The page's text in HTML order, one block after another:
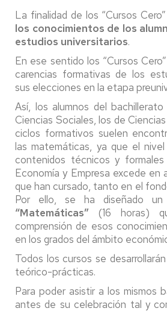
La finalidad de los “Cursos
los conocimientos de los
estudios universitarios.
En ese sentido los “Cursos
carencias formativas de los
sus elecciones en la etapa
Así, los alumnos del
Ciencias Sociales, los de
ciclos formativos suelen
las matemáticas, ya que el
contenidos técnicos y
Economía y Empresa excede en
que han cursado, tanto en el
Por ello, se ha diseñado un
“Matemáticas” (16 horas)
comprensión de esos
en los grados del ámbito
Todos los cursos se
teórico-prácticas.
Para poder asistir a los mismos
antes de su celebración tal y